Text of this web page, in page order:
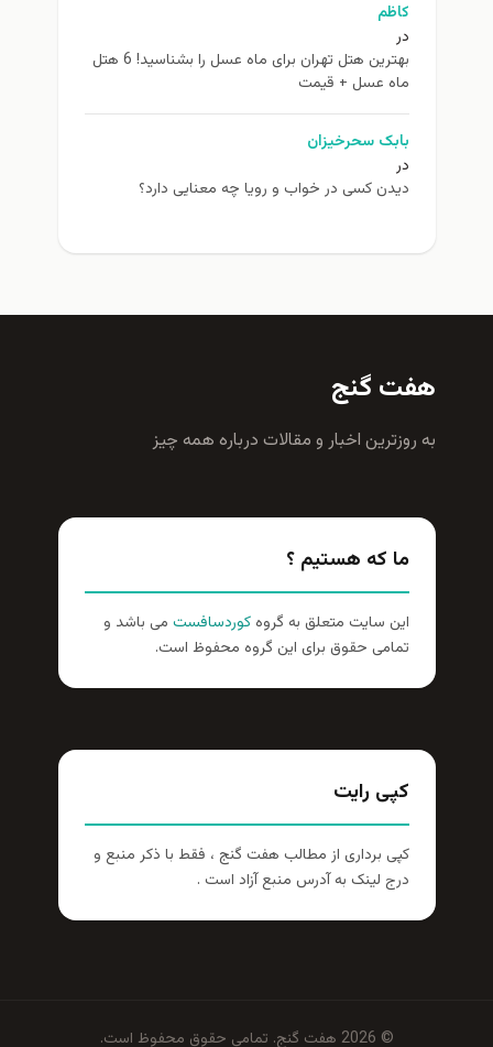
کاظم
در
بهترین هتل تهران برای ماه عسل را بشناسید! 6 هتل
ماه عسل + قیمت
بابک سحرخیزان
در
دیدن کسی در خواب و رویا چه معنایی دارد؟
هفت گنج
به روزترين اخبار و مقالات درباره همه چيز
ما که هستیم ؟
این سایت متعلق به گروهکوردسافست می باشد و
تمامی حقوق برای این گروه محفوظ است.
کپی رایت
کپی برداری از مطالب هفت گنج ، فقط با ذکر منبع و
درج لینک به آدرس منبع آزاد است .
© 2026 هفت گنج. تمامی حقوق محفوظ است.